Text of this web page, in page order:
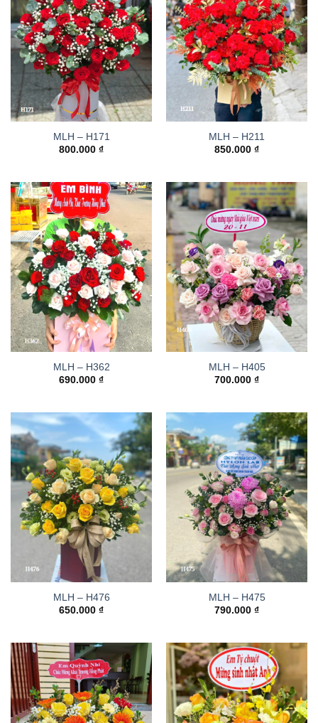
MLH – H171
800.000 ₫
MLH – H211
850.000 ₫
MLH – H362
690.000 ₫
MLH – H405
700.000 ₫
MLH – H476
650.000 ₫
MLH – H475
790.000 ₫